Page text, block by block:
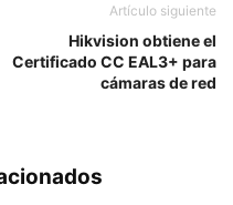
Artículo siguiente
Hikvision obtiene el
Certificado CC EAL3+ para
cámaras de red